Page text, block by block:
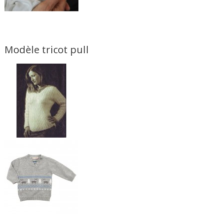
Modèle tricot pull